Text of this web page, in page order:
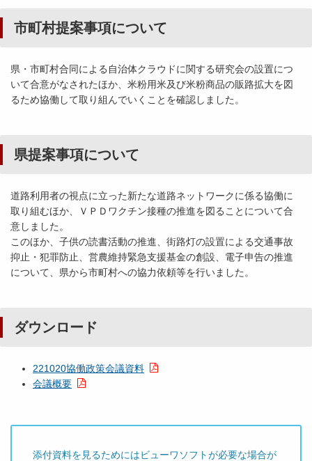
市町村提案事項について
県・市町村合同による自治体クラウドに関する研究会の設置につ
いて合意がなされたほか、米粉用米及び米粉商品の販路拡大を図
るため協働して取り組んでいくことを確認しました。
県提案事項について
道路利用者の視点に立った新たな道路ネットワークに係る協働に
取り組むほか、ＶＰＤワクチン接種の推進を図ることについて合
意しました。
このほか、子供の読書活動の推進、街路灯の設置による交通事故
抑止・犯罪防止、営農維持緊急支援基金の創設、電子申告の推進
について、県から市町村への協力依頼等を行いました。
ダウンロード
221020協働政策会議資料
会議概要
添付資料を見るためにはビューワソフトが必要な場合が